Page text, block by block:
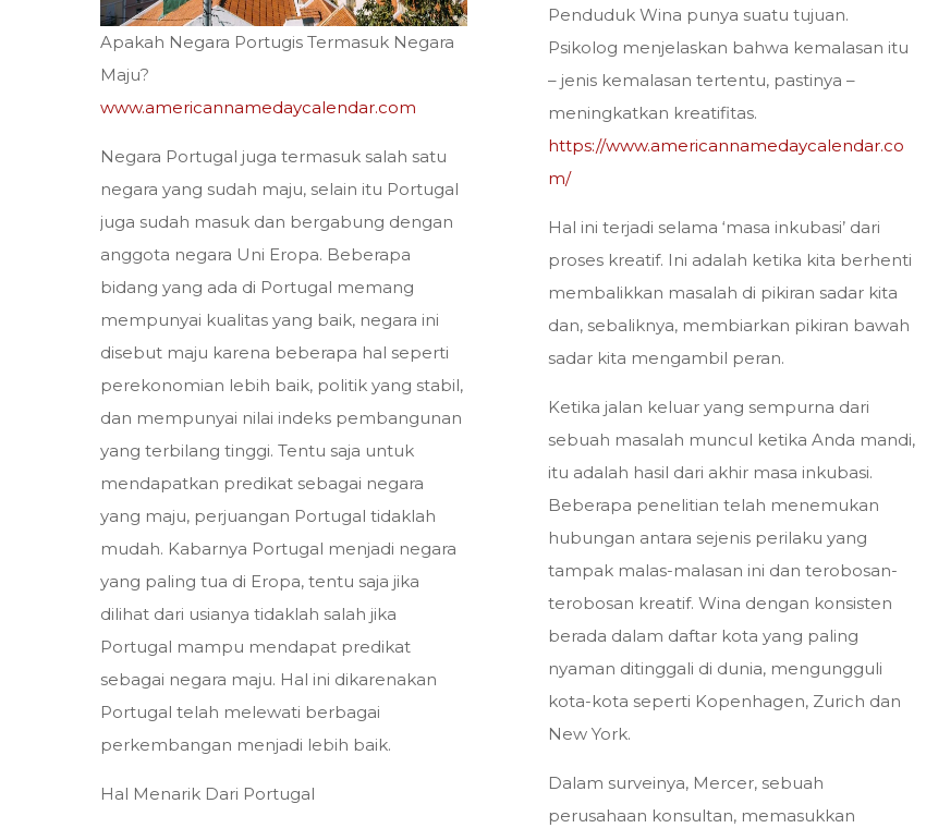
Apakah Negara Portugis Termasuk Negara
Maju?
www.americannamedaycalendar.com
Negara Portugal juga termasuk salah satu
negara yang sudah maju, selain itu Portugal
juga sudah masuk dan bergabung dengan
anggota negara Uni Eropa. Beberapa
bidang yang ada di Portugal memang
mempunyai kualitas yang baik, negara ini
disebut maju karena beberapa hal seperti
perekonomian lebih baik, politik yang stabil,
dan mempunyai nilai indeks pembangunan
yang terbilang tinggi. Tentu saja untuk
mendapatkan predikat sebagai negara
yang maju, perjuangan Portugal tidaklah
mudah. Kabarnya Portugal menjadi negara
yang paling tua di Eropa, tentu saja jika
dilihat dari usianya tidaklah salah jika
Portugal mampu mendapat predikat
sebagai negara maju. Hal ini dikarenakan
Portugal telah melewati berbagai
perkembangan menjadi lebih baik.
Hal Menarik Dari Portugal
Penduduk Wina punya suatu tujuan.
Psikolog menjelaskan bahwa kemalasan itu
– jenis kemalasan tertentu, pastinya –
meningkatkan kreatifitas.
https://www.americannamedaycalendar.co
m/
Hal ini terjadi selama ‘masa inkubasi’ dari
proses kreatif. Ini adalah ketika kita berhenti
membalikkan masalah di pikiran sadar kita
dan, sebaliknya, membiarkan pikiran bawah
sadar kita mengambil peran.
Ketika jalan keluar yang sempurna dari
sebuah masalah muncul ketika Anda mandi,
itu adalah hasil dari akhir masa inkubasi.
Beberapa penelitian telah menemukan
hubungan antara sejenis perilaku yang
tampak malas-malasan ini dan terobosan-
terobosan kreatif. Wina dengan konsisten
berada dalam daftar kota yang paling
nyaman ditinggali di dunia, mengungguli
kota-kota seperti Kopenhagen, Zurich dan
New York.
Dalam surveinya, Mercer, sebuah
perusahaan konsultan, memasukkan